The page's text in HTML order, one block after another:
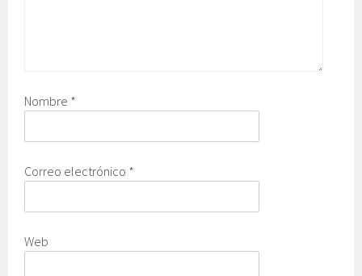
Nombre *
Correo electrónico *
Web